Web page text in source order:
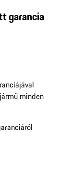
garancia
minden